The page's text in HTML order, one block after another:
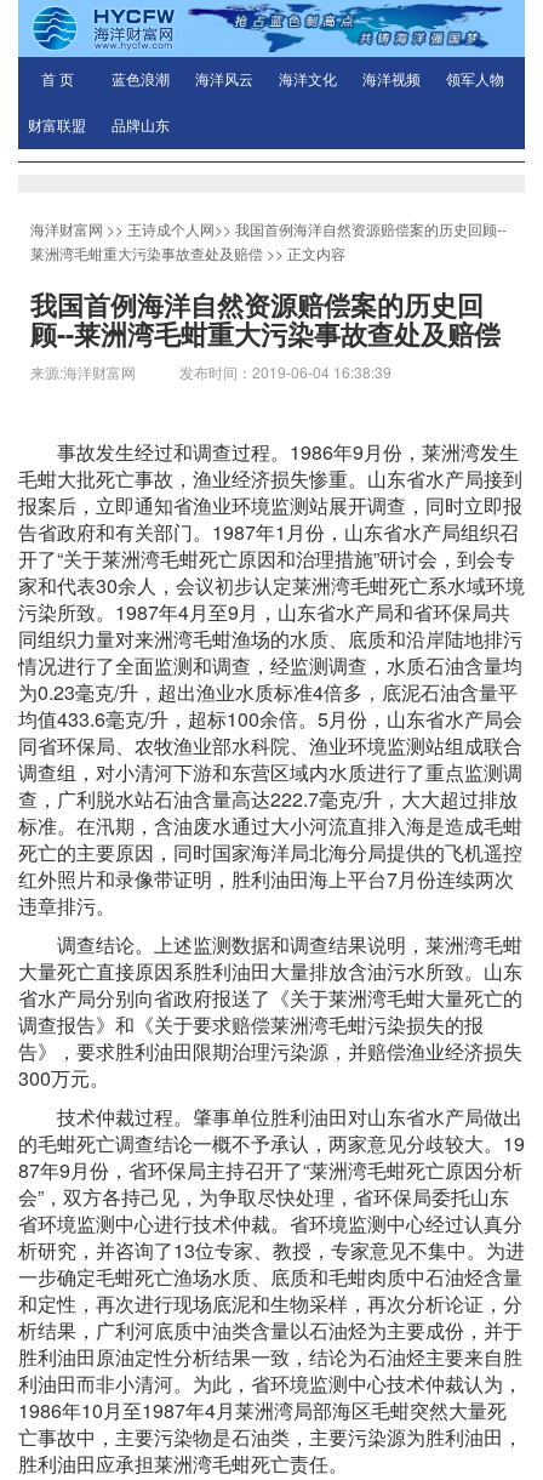
首 页 蓝色浪潮 海洋风云 海洋文化 海洋视频 领军人物
财富联盟 品牌山东
海洋财富网 >> 王诗成个人网>> 我国首例海洋自然资源赔偿案的历史回顾--
莱洲湾毛蚶重大污染事故查处及赔偿 >> 正文内容
我国首例海洋自然资源赔偿案的历史回
顾--莱洲湾毛蚶重大污染事故查处及赔偿
来源:海洋财富网 发布时间：2019-06-04 16:38:39
事故发生经过和调查过程。1986年9月份，莱洲湾发生
毛蚶大批死亡事故，渔业经济损失惨重。山东省水产局接到
报案后，立即通知省渔业环境监测站展开调查，同时立即报
告省政府和有关部门。1987年1月份，山东省水产局组织召
开了“关于莱洲湾毛蚶死亡原因和治理措施”研讨会，到会专
家和代表30余人，会议初步认定莱洲湾毛蚶死亡系水域环境
污染所致。1987年4月至9月，山东省水产局和省环保局共
同组织力量对来洲湾毛蚶渔场的水质、底质和沿岸陆地排污
情况进行了全面监测和调查，经监测调查，水质石油含量均
为0.23毫克/升，超出渔业水质标准4倍多，底泥石油含量平
均值433.6毫克/升，超标100余倍。5月份，山东省水产局会
同省环保局、农牧渔业部水科院、渔业环境监测站组成联合
调查组，对小清河下游和东营区域内水质进行了重点监测调
查，广利脱水站石油含量高达222.7毫克/升，大大超过排放
标准。在汛期，含油废水通过大小河流直排入海是造成毛蚶
死亡的主要原因，同时国家海洋局北海分局提供的飞机遥控
红外照片和录像带证明，胜利油田海上平台7月份连续两次
违章排污。
调查结论。上述监测数据和调查结果说明，莱洲湾毛蚶
大量死亡直接原因系胜利油田大量排放含油污水所致。山东
省水产局分别向省政府报送了《关于莱洲湾毛蚶大量死亡的
调查报告》和《关于要求赔偿莱洲湾毛蚶污染损失的报
告》，要求胜利油田限期治理污染源，并赔偿渔业经济损失
300万元。
技术仲裁过程。肇事单位胜利油田对山东省水产局做出
的毛蚶死亡调查结论一概不予承认，两家意见分歧较大。19
87年9月份，省环保局主持召开了“莱洲湾毛蚶死亡原因分析
会”，双方各持己见，为争取尽快处理，省环保局委托山东
省环境监测中心进行技术仲裁。省环境监测中心经过认真分
析研究，并咨询了13位专家、教授，专家意见不集中。为进
一步确定毛蚶死亡渔场水质、底质和毛蚶肉质中石油烃含量
和定性，再次进行现场底泥和生物采样，再次分析论证，分
析结果，广利河底质中油类含量以石油烃为主要成份，并于
胜利油田原油定性分析结果一致，结论为石油烃主要来自胜
利油田而非小清河。为此，省环境监测中心技术仲裁认为，
1986年10月至1987年4月莱洲湾局部海区毛蚶突然大量死
亡事故中，主要污染物是石油类，主要污染源为胜利油田，
胜利油田应承担莱洲湾毛蚶死亡责任。